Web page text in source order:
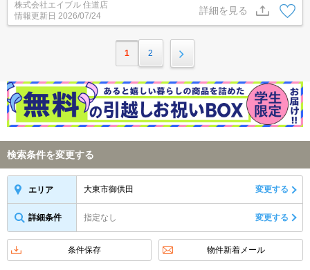
株式会社エイブル 住道店
情報更新日 2026/07/24
詳細を見る
1 2
検索条件を変更する
エリア 大東市御供田 変更する
詳細条件 指定なし 変更する
条件保存 物件新着メール